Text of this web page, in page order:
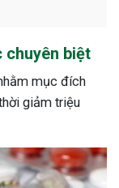
chuyên biệt
mục đích
giảm triệu